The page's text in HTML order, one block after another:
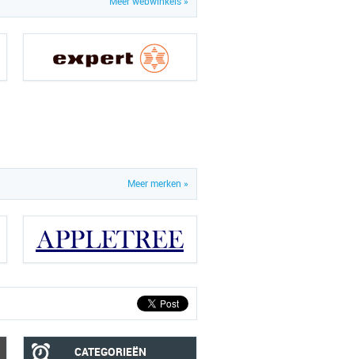
Meer merken »
CATEGORIEËN